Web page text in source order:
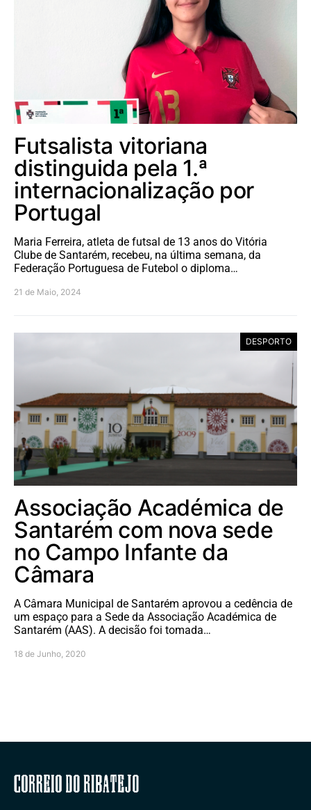
Futsalista vitoriana
distinguida pela 1.ª
internacionalização por
Portugal
Maria Ferreira, atleta de futsal de 13 anos do Vitória
Clube de Santarém, recebeu, na última semana, da
Federação Portuguesa de Futebol o diploma…
21 de Maio, 2024
DESPORTO
Associação Académica de
Santarém com nova sede
no Campo Infante da
Câmara
A Câmara Municipal de Santarém aprovou a cedência de
um espaço para a Sede da Associação Académica de
Santarém (AAS). A decisão foi tomada…
18 de Junho, 2020
Correio do Ribatejo